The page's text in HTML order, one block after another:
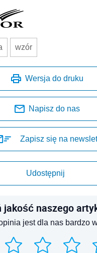
wzór
Wersja do druku
Napisz do nas
Zapisz się na
Udostępnij
jakość naszego
jest dla nas bardzo